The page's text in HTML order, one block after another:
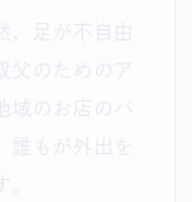
、足が不自由
父のためのア
域のお店のバ
誰もが外出を